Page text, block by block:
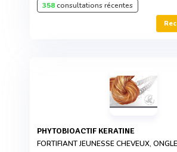
358consultations récentes
PHYTOBIOACTIF KERATINE
FORTIFIANT JEUNESSE CHEVEUX,